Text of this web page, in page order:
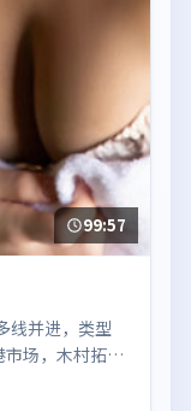
99:57
线并进，类型
市场，木村拓
键反转，结尾